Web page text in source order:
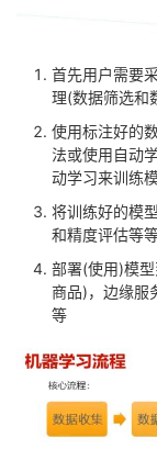
首先用户需要
理(数据筛选和
使用标注好的
法或使用自动
动学习来训练
将训练好的模
和精度评估等
部署(使用)模
商品)，边缘服
等